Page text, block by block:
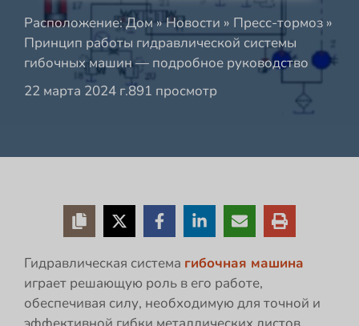
Расположение:Дом»Новости » Пресс-тормоз »
Принцип работы гидравлической системы
гибочных машин — подробное руководство
22 марта 2024 г.891 просмотр
Гидравлическая система гибочная машина
играет решающую роль в его работе,
обеспечивая силу, необходимую для точной и